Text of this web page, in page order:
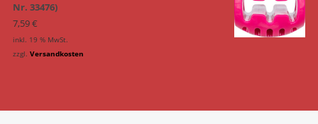
Nr. 33476)
7,59€
inkl. 19 % MwSt.
zzgl. Versandkosten